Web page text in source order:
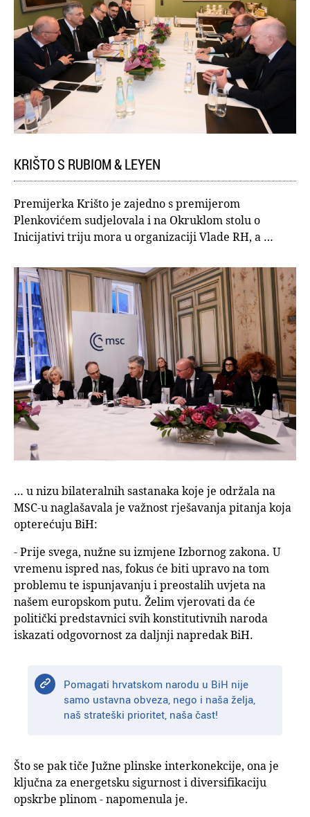
KRIŠTO S RUBIOM & LEYEN
Premijerka Krišto je zajedno s premijerom
Plenkovićem sudjelovala i na Okruklom stolu o
Inicijativi triju mora u organizaciji Vlade RH, a …
… u nizu bilateralnih sastanaka koje je održala na
MSC-u naglašavala je važnost rješavanja pitanja koja
opterećuju BiH:
- Prije svega, nužne su izmjene Izbornog zakona. U
vremenu ispred nas, fokus će biti upravo na tom
problemu te ispunjavanju i preostalih uvjeta na
našem europskom putu. Želim vjerovati da će
politički predstavnici svih konstitutivnih naroda
iskazati odgovornost za daljnji napredak BiH.
Pomagati hrvatskom narodu u BiH nije
samo ustavna obveza, nego i naša želja,
naš strateški prioritet, naša čast!
Što se pak tiče Južne plinske interkonekcije, ona je
ključna za energetsku sigurnost i diversifikaciju
opskrbe plinom - napomenula je.